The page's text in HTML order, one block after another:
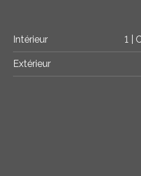
Intérieur 1 |
Extérieur